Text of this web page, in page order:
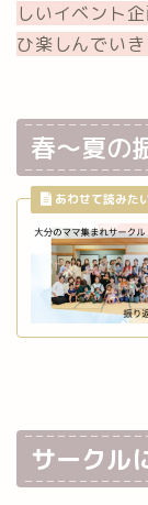
しいイベント
ひ楽しんでいき
春〜夏の
サークル